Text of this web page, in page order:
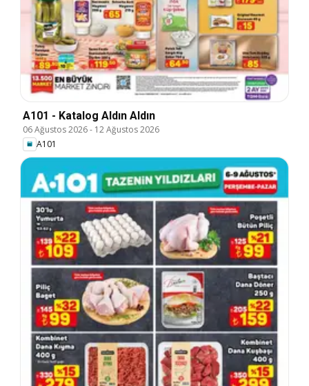
A101 - Katalog Aldın Aldın
06 Ağustos 2026- 12 Ağustos 2026
A101